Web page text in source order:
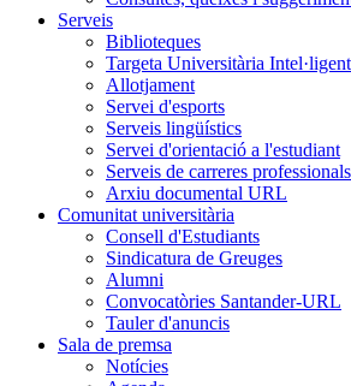
Serveis
Biblioteques
Targeta Universitària
Allotjament
Servei d'esports
Serveis lingüístics
Servei d'orientació a l'estudiant
Serveis de carreres
Arxiu documental URL
Comunitat universitària
Consell d'Estudiants
Sindicatura de Greuges
Alumni
Convocatòries Santander-URL
Tauler d'anuncis
Sala de premsa
Notícies